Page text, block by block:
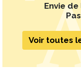
Envie
Voir toutes